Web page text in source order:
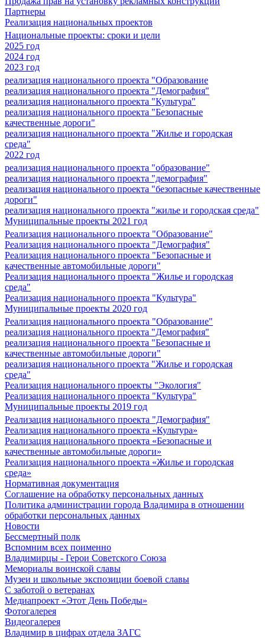
Партнеры
Реализация национальных проектов
Национальные проекты: сроки и цели
2025 год
2024 год
2023 год
реализация национального проекта "Образование
реализация национального проекта "Демография"
реализация национального проекта "Культура"
реализация национального проекта "Безопасные
качественные дороги"
реализация национального проекта "Жилье и городская
среда"
2022 год
реализация национального проекта "образование"
реализация национального проекта "демография"
реализация национального проекта "безопасные качественные
дороги"
реализация национального проекта "жилье и городская среда"
Муниципальные проекты 2021 год
Реализация национального проекта "Образование"
Реализация национального проекта "Демография"
Реализация национального проекта "Безопасные и
качественные автомобильные дороги"
Реализация национального проекта "Жилье и городская
среда"
Реализация национального проекта "Культура"
Муниципальные проекты 2020 год
Реализация национального проекта "Образование"
реализация национального проекта "Демография"
реализация национального проекта "Безопасные и
качественные автомобильные дороги"
реализация национального проекта "Жилье и городская
среда"
Реализация национального проекты "Экология"
Реализация национального проекта "Культура"
Муниципальные проекты 2019 год
Реализация национального проекта "Демография"
Реализация национального проекта «Культура»
Реализация национального проекта «Безопасные и
качественные автомобильные дороги»
Реализация национального проекта «Жилье и городская
среда»
Нормативная документация
Соглашение на обработку персональных данных
Политика администрации города Владимира в отношении
обработки персональных данных
Новости
Бессмертный полк
Вспомним всех поименно
Владимирцы - Герои Советского Союза
Мемориалы воинской славы
Музеи и школьные экспозиции боевой славы
С заботой о ветеранах
Медиапроект «Этот День Победы»
Фотогалерея
Видеогалерея
Владимир в цифрах отдела ЗАГС